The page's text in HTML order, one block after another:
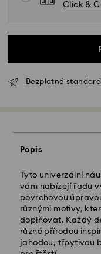
Click &
Bezplatné
Popis
Tyto univerzální
vám nabízejí řadu
povrchovou
různými motivy,
doplňovat. Každý
různé přírodou
jahodou, třpytivou
SEČ budou
den.
Standardní dodací
Standardní
Standardní
Expresní doručení -